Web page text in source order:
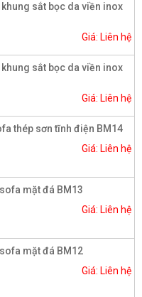
sắt bọc da viền inox
Giá: Liên hệ
sắt bọc da viền inox
Giá: Liên hệ
thép sơn tĩnh điện BM14
Giá: Liên hệ
mặt đá BM13
Giá: Liên hệ
mặt đá BM12
Giá: Liên hệ